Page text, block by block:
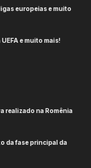
europeias e muito
e muito mais!
realizado na Romênia
da fase principal da